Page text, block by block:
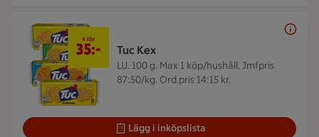
Tuc Kex
LU. 100 g. Max 1 köp/hushåll. Jmfpris
87:50/kg. Ord.pris 14:15 kr.
4 för 35 kr
4 för
35:-
Lägg i inköpslista